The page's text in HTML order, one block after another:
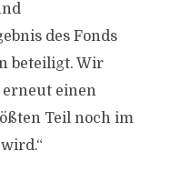
des Fonds
beteiligt. Wir
erneut einen
Teil noch im